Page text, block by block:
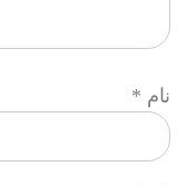
نام *